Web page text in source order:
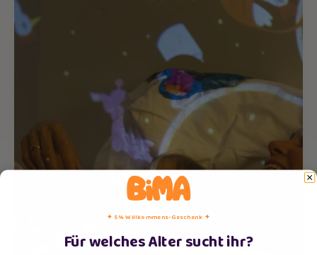
✦ 5% Willkommens-Geschenk ✦
Für welches Alter sucht ihr?